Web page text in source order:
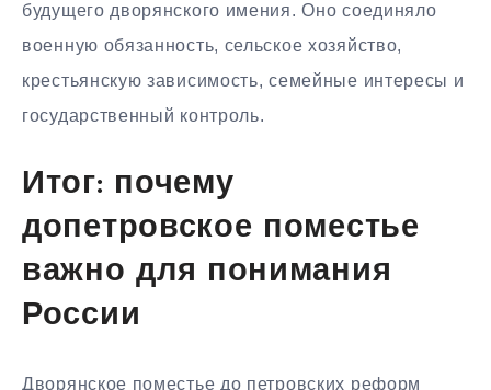
будущего дворянского имения. Оно соединяло
военную обязанность, сельское хозяйство,
крестьянскую зависимость, семейные интересы и
государственный контроль.
Итог: почему
допетровское поместье
важно для понимания
России
Дворянское поместье до петровских реформ